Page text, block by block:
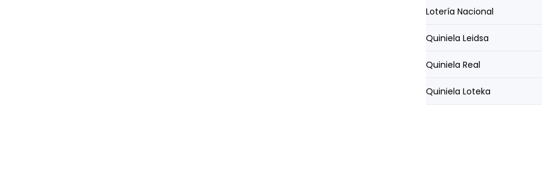
Lotería Nacional
Quiniela Leidsa
Quiniela Real
Quiniela Loteka